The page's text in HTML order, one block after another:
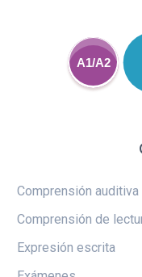
A1/A2
Comprensión auditiva
Comprensión de
Expresión escrita